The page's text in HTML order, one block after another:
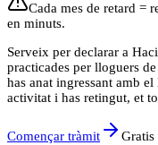
Cada mes de retard =
en minuts.
Serveix per declarar a
practicades per lloguers
has anat ingressant amb
activitat i has retingut, et
Començar tràmit
Gratis